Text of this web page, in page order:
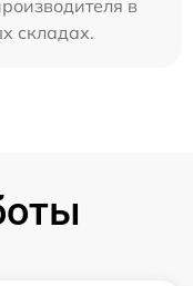
в
складах.